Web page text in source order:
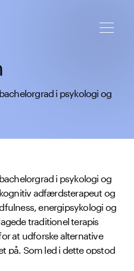
i psykologi og
i psykologi og
adfærdsterapeut og
energipsykologi og
traditionel terapis
at udforske alternative
på. Som led i dette opstod